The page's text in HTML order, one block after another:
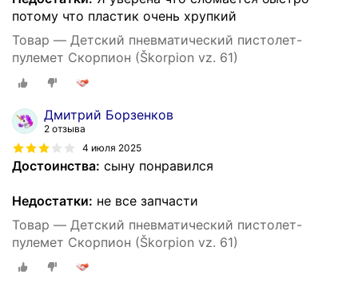
потому что пластик очень хрупкий
Товар — Детский пневматический пистолет-
пулемет Скорпион (Škorpion vz. 61)
Дмитрий Борзенков
2 отзыва
4 июля 2025
Достоинства: сыну понравился
Недостатки: не все запчасти
Товар — Детский пневматический пистолет-
пулемет Скорпион (Škorpion vz. 61)